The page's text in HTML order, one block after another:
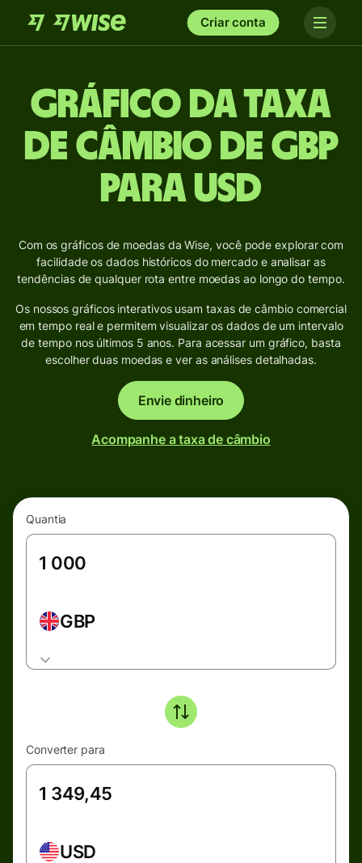
Criar conta
Gráfico da taxa
de câmbio de GBP
para USD
Com os gráficos de moedas da Wise, você pode explorar com
facilidade os dados históricos do mercado e analisar as
tendências de qualquer rota entre moedas ao longo do tempo.
Os nossos gráficos interativos usam taxas de câmbio comercial
em tempo real e permitem visualizar os dados de um intervalo
de tempo nos últimos 5 anos. Para acessar um gráfico, basta
escolher duas moedas e ver as análises detalhadas.
Envie dinheiro
Acompanhe a taxa de câmbio
Quantia
GBP
Converter para
USD